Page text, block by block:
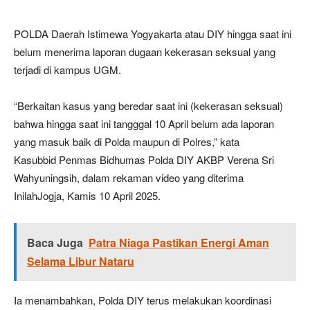
POLDA Daerah Istimewa Yogyakarta atau DIY hingga saat ini
belum menerima laporan dugaan kekerasan seksual yang
terjadi di kampus UGM.
“Berkaitan kasus yang beredar saat ini (kekerasan seksual)
bahwa hingga saat ini tangggal 10 April belum ada laporan
yang masuk baik di Polda maupun di Polres,” kata
Kasubbid Penmas Bidhumas Polda DIY AKBP Verena Sri
Wahyuningsih, dalam rekaman video yang diterima
InilahJogja, Kamis 10 April 2025.
Baca Juga Patra Niaga Pastikan Energi Aman
Selama Libur Nataru
Ia menambahkan, Polda DIY terus melakukan koordinasi